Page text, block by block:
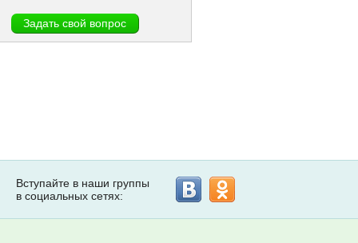
Вступайте в наши группы
в социальных сетях: